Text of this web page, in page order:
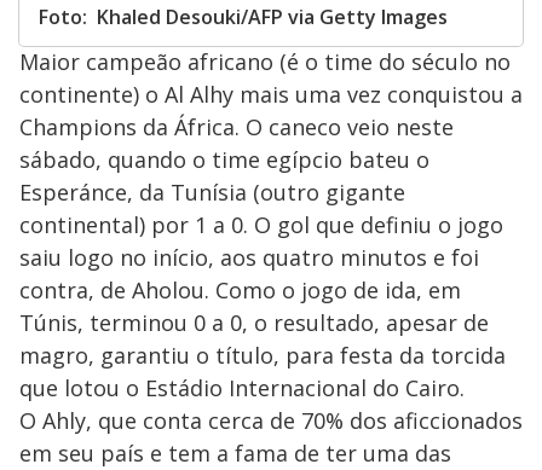
Foto: Khaled Desouki/AFP via Getty Images
Maior campeão africano (é o time do século no
continente) o Al Alhy mais uma vez conquistou a
Champions da África. O caneco veio neste
sábado, quando o time egípcio bateu o
Esperánce, da Tunísia (outro gigante
continental) por 1 a 0. O gol que definiu o jogo
saiu logo no início, aos quatro minutos e foi
contra, de Aholou. Como o jogo de ida, em
Túnis, terminou 0 a 0, o resultado, apesar de
magro, garantiu o título, para festa da torcida
que lotou o Estádio Internacional do Cairo.
O Ahly, que conta cerca de 70% dos aficcionados
em seu país e tem a fama de ter uma das